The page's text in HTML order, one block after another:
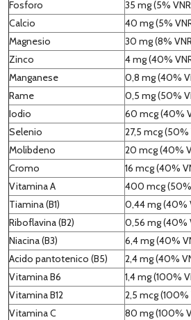
Fosforo 35 mg (5%
Calcio
40 mg (5%
Magnesio
30 mg (8%
Zinco
4 mg (40%
Manganese
0,8 mg (40%
Rame
0,5 mg (50%
Iodio
60 mcg (40%
Selenio
27,5 mcg (50%
Molibdeno
20 mcg (40%
Cromo
16 mcg (40%
Vitamina A
400 mcg (50%
Tiamina (B1)
0,44 mg (40%
Riboflavina (B2)
0,56 mg (40%
Niacina (B3)
6,4 mg (40%
Acido pantotenico (B5)
2,4 mg (40%
Vitamina B6
1,4 mg (100%
Vitamina B12
2,5 mcg (100%
Vitamina C
80 mg (100%